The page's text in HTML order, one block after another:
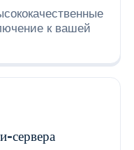
к вашей
сервера